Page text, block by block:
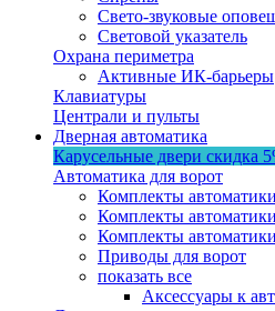
Свето-звуковые
Световой указатель
Охрана периметра
Активные ИК-барьеры
Клавиатуры
Централи и пульты
Дверная автоматика
Карусельные двери скидка
Автоматика для ворот
Комплекты
Комплекты
Комплекты
Приводы для ворот
показать все
Аксессуары к